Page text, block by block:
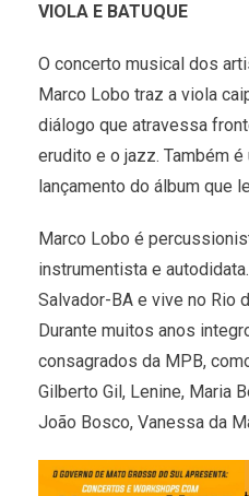
VIOLA E BATUQUE
O concerto musical dos
Marco Lobo traz a viola
diálogo que atravessa
erudito e o jazz. Também
lançamento do álbum que
Marco Lobo é
instrumentista e
Salvador-BA e vive no Rio
Durante muitos anos
consagrados da MPB,
Gilberto Gil, Lenine, Maria
João Bosco, Vanessa da